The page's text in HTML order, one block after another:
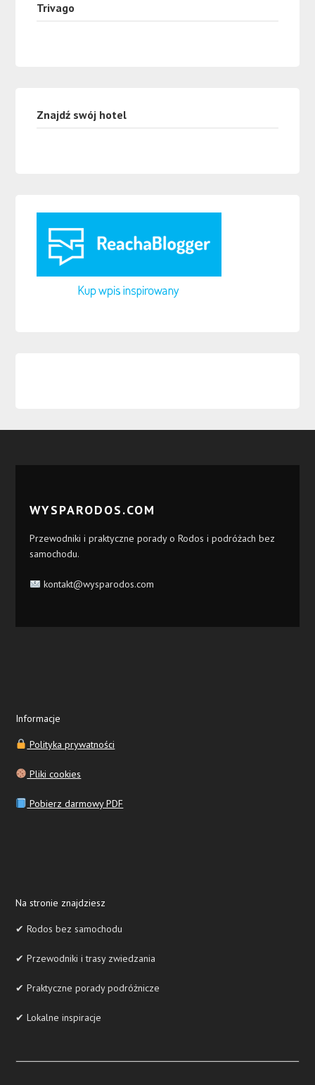
Trivago
Znajdź swój hotel
WYSPARODOS.COM
Przewodniki i praktyczne porady o Rodos i podróżach bez
samochodu.
kontakt@wysparodos.com
Informacje
Polityka prywatności
Pliki cookies
Pobierz darmowy PDF
Na stronie znajdziesz
✔ Rodos bez samochodu
✔ Przewodniki i trasy zwiedzania
✔ Praktyczne porady podróżnicze
✔ Lokalne inspiracje